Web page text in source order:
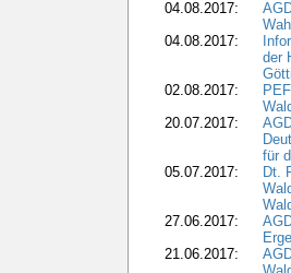
04.08.2017:
04.08.2017:
der
02.08.2017:
20.07.2017:
für
05.07.2017:
Dt.
27.06.2017:
21.06.2017: